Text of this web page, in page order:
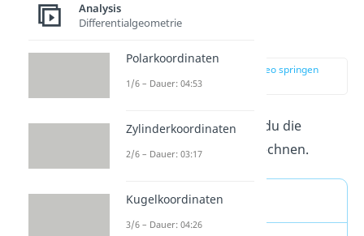
Extrempunkte
berechnen
zur Stelle im Video springen
(03:40)
Spätestens jetzt musst du die
Ableitungen von f ausrechnen.
Merke
Analysis
Differentialgeometrie
Polarkoordinaten
1/6 – Dauer: 04:53
Zylinderkoordinaten
2/6 – Dauer: 03:17
Kugelkoordinaten
3/6 – Dauer: 04:26